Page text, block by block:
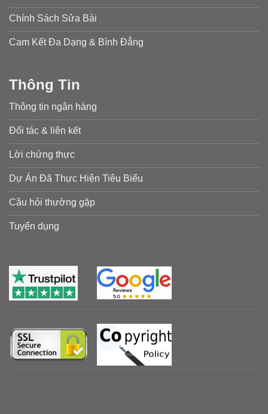
Chính Sách Sửa Bài
Cam Kết Đa Dạng & Bình Đẳng
Thông Tin
Thông tin ngân hàng
Đối tác & liên kết
Lời chứng thực
Dự Án Đã Thực Hiện Tiêu Biểu
Câu hỏi thường gặp
Tuyển dụng